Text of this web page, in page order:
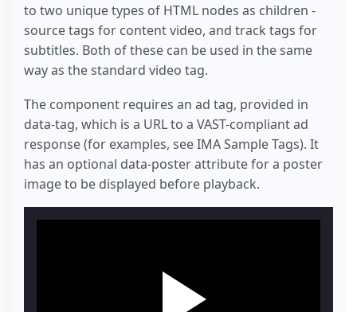
to two unique types of HTML nodes as children -
source tags for content video, and track tags for
subtitles. Both of these can be used in the same
way as the standard video tag.
The component requires an ad tag, provided in
data-tag, which is a URL to a VAST-compliant ad
response (for examples, see IMA Sample Tags). It
has an optional data-poster attribute for a poster
image to be displayed before playback.